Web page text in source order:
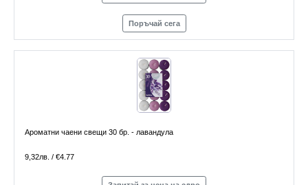
Поръчай сега
Ароматни чаени свещи 30 бр. - лавандула
9,32лв. / €4.77